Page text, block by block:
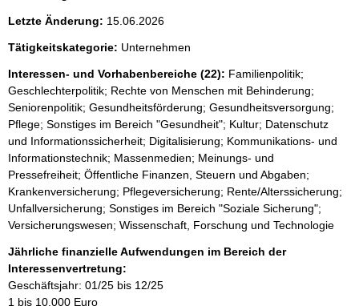
Letzte Änderung: 15.06.2026
Tätigkeitskategorie: Unternehmen
Interessen- und Vorhabenbereiche (22): Familienpolitik;
Geschlechterpolitik; Rechte von Menschen mit Behinderung;
Seniorenpolitik; Gesundheitsförderung; Gesundheitsversorgung;
Pflege; Sonstiges im Bereich "Gesundheit"; Kultur; Datenschutz
und Informationssicherheit; Digitalisierung; Kommunikations- und
Informationstechnik; Massenmedien; Meinungs- und
Pressefreiheit; Öffentliche Finanzen, Steuern und Abgaben;
Krankenversicherung; Pflegeversicherung; Rente/Alterssicherung;
Unfallversicherung; Sonstiges im Bereich "Soziale Sicherung";
Versicherungswesen; Wissenschaft, Forschung und Technologie
Jährliche finanzielle Aufwendungen im Bereich der
Interessenvertretung:
Geschäftsjahr: 01/25 bis 12/25
1 bis 10.000 Euro